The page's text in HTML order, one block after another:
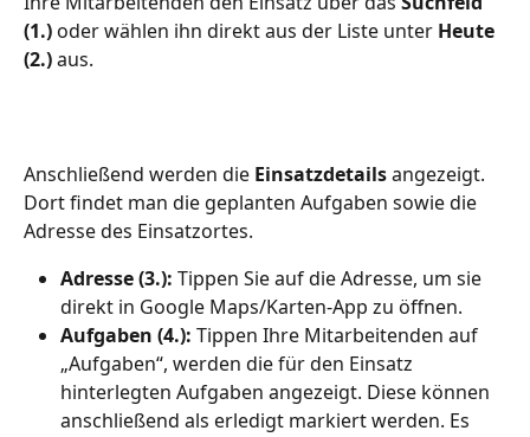
(1.) oder wählen ihn direkt aus der Liste unter Heute
(2.) aus.
Anschließend werden die Einsatzdetails angezeigt.
Dort findet man die geplanten Aufgaben sowie die
Adresse des Einsatzortes.
Adresse (3.): Tippen Sie auf die Adresse, um sie
direkt in Google Maps/Karten-App zu öffnen.
Aufgaben (4.): Tippen Ihre Mitarbeitenden auf
„Aufgaben“, werden die für den Einsatz
hinterlegten Aufgaben angezeigt. Diese können
anschließend als erledigt markiert werden. Es